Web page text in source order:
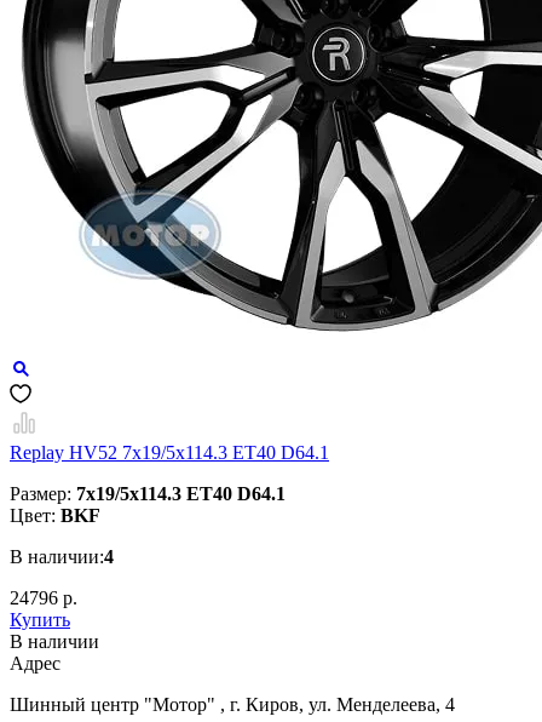
Replay HV52 7x19/5x114.3 ET40 D64.1
Размер: 7x19/5x114.3 ET40 D64.1
Цвет: BKF
В наличии:4
24796 р.
Купить
В наличии
Aдрес
Шинный центр "Мотор" , г. Киров, ул. Менделеева, 4